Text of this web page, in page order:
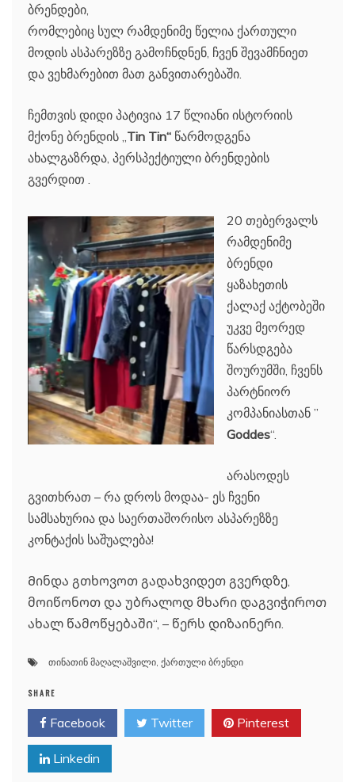
ბრენდები,
რომლებიც სულ რამდენიმე წელია ქართული
მოდის ასპარეზზე გამოჩნდნენ, ჩვენ შევამჩნიეთ
და ვეხმარებით მათ განვითარებაში.
ჩემთვის დიდი პატივია 17 წლიანი ისტორიის
მქონე ბრენდის „ Tin Tin“ წარმოდგენა
ახალგაზრდა, პერსპექტიული ბრენდების
გვერდით .
20 თებერვალს
რამდენიმე
ბრენდი
ყაზახეთის
ქალაქ აქტობეში
უკვე მეორედ
წარსდგება
შოურუმში, ჩვენს
პარტნიორ
კომპანიასთან ”
Goddes“.
არასოდეს
გვითხრათ – რა დროს მოდაა- ეს ჩვენი
სამსახურია და საერთაშორისო ასპარეზზე
კონტაქის საშუალება!
Მინდა გთხოვოთ გადახვიდეთ გვერდზე,
მოიწონოთ და უბრალოდ მხარი დაგვიჭიროთ
ახალ წამოწყებაში“, – წერს დიზაინერი.
თინათინ მაღალაშვილი ქართული ბრენდი
SHARE
Facebook Twitter Pinterest
Linkedin